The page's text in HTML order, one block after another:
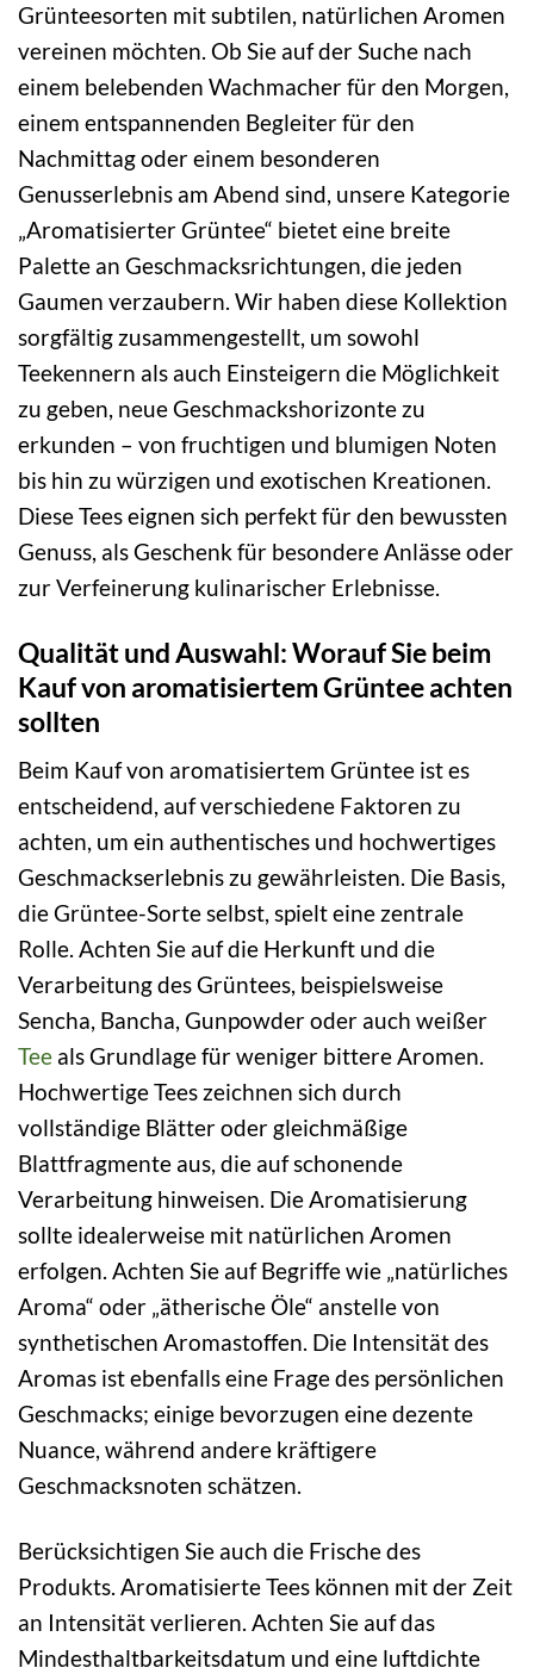
Grünteesorten mit subtilen, natürlichen Aromen
vereinen möchten. Ob Sie auf der Suche nach
einem belebenden Wachmacher für den Morgen,
einem entspannenden Begleiter für den
Nachmittag oder einem besonderen
Genusserlebnis am Abend sind, unsere Kategorie
„Aromatisierter Grüntee“ bietet eine breite
Palette an Geschmacksrichtungen, die jeden
Gaumen verzaubern. Wir haben diese Kollektion
sorgfältig zusammengestellt, um sowohl
Teekennern als auch Einsteigern die Möglichkeit
zu geben, neue Geschmackshorizonte zu
erkunden – von fruchtigen und blumigen Noten
bis hin zu würzigen und exotischen Kreationen.
Diese Tees eignen sich perfekt für den bewussten
Genuss, als Geschenk für besondere Anlässe oder
zur Verfeinerung kulinarischer Erlebnisse.
Qualität und Auswahl: Worauf Sie beim
Kauf von aromatisiertem Grüntee achten
sollten
Beim Kauf von aromatisiertem Grüntee ist es
entscheidend, auf verschiedene Faktoren zu
achten, um ein authentisches und hochwertiges
Geschmackserlebnis zu gewährleisten. Die Basis,
die Grüntee-Sorte selbst, spielt eine zentrale
Rolle. Achten Sie auf die Herkunft und die
Verarbeitung des Grüntees, beispielsweise
Sencha, Bancha, Gunpowder oder auch weißer
Tee als Grundlage für weniger bittere Aromen.
Hochwertige Tees zeichnen sich durch
vollständige Blätter oder gleichmäßige
Blattfragmente aus, die auf schonende
Verarbeitung hinweisen. Die Aromatisierung
sollte idealerweise mit natürlichen Aromen
erfolgen. Achten Sie auf Begriffe wie „natürliches
Aroma“ oder „ätherische Öle“ anstelle von
synthetischen Aromastoffen. Die Intensität des
Aromas ist ebenfalls eine Frage des persönlichen
Geschmacks; einige bevorzugen eine dezente
Nuance, während andere kräftigere
Geschmacksnoten schätzen.
Berücksichtigen Sie auch die Frische des
Produkts. Aromatisierte Tees können mit der Zeit
an Intensität verlieren. Achten Sie auf das
Mindesthaltbarkeitsdatum und eine luftdichte